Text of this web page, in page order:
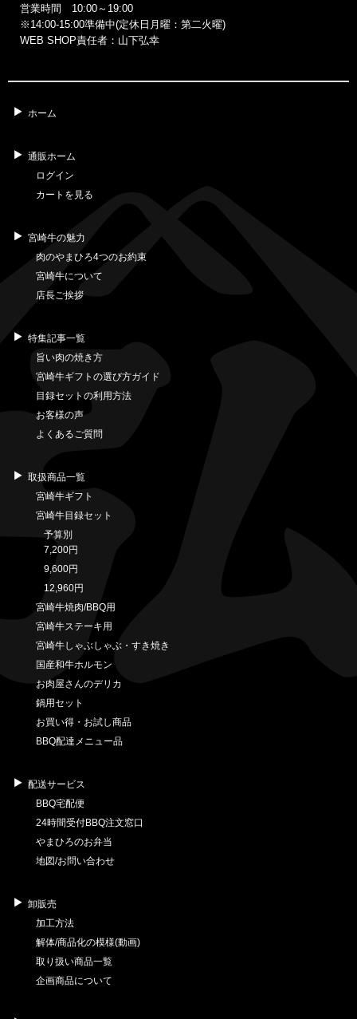
営業時間 10:00～19:00
※14:00‐15:00準備中(定休日月曜：第二火曜)
WEB SHOP責任者：山下弘幸
ホーム
通販ホーム
ログイン
カートを見る
宮崎牛の魅力
肉のやまひろ4つのお約束
宮崎牛について
店長ご挨拶
特集記事一覧
旨い肉の焼き方
宮崎牛ギフトの選び方ガイド
目録セットの利用方法
お客様の声
よくあるご質問
取扱商品一覧
宮崎牛ギフト
宮崎牛目録セット
予算別
7,200円
9,600円
12,960円
宮崎牛焼肉/BBQ用
宮崎牛ステーキ用
宮崎牛しゃぶしゃぶ・すき焼き
国産和牛ホルモン
お肉屋さんのデリカ
鍋用セット
お買い得・お試し商品
BBQ配達メニュー品
配送サービス
BBQ宅配便
24時間受付BBQ注文窓口
やまひろのお弁当
地図/お問い合わせ
卸販売
加工方法
解体/商品化の模様(動画)
取り扱い商品一覧
企画商品について